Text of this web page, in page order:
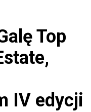
Top
IV edycji